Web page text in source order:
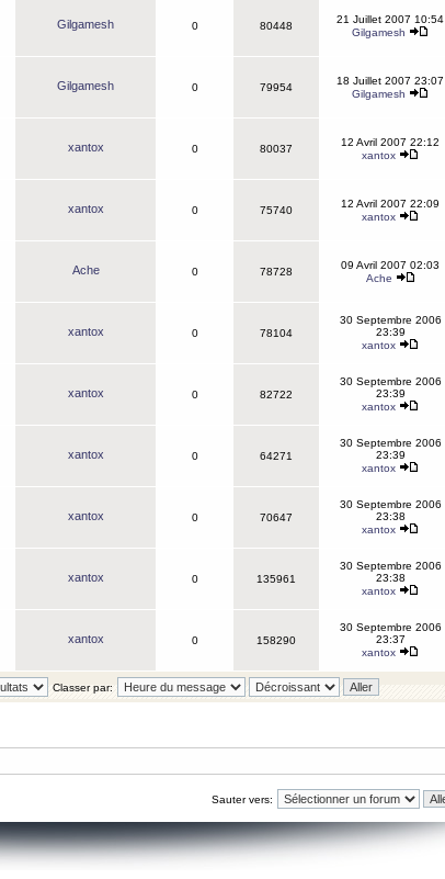
Gilgamesh 0 80448
21 Juillet 2007 10:54
Gilgamesh
Gilgamesh 0 79954
18 Juillet 2007 23:07
Gilgamesh
xantox 0 80037
12 Avril 2007 22:12
xantox
xantox 0 75740
12 Avril 2007 22:09
xantox
Ache 0 78728
09 Avril 2007 02:03
Ache
xantox 0 78104
30 Septembre 2006
23:39
xantox
xantox 0 82722
30 Septembre 2006
23:39
xantox
xantox 0 64271
30 Septembre 2006
23:39
xantox
xantox 0 70647
30 Septembre 2006
23:38
xantox
xantox 0 135961
30 Septembre 2006
23:38
xantox
xantox 0 158290
30 Septembre 2006
23:37
xantox
Classer par:
Sauter vers: